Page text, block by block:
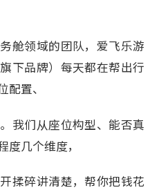
舱领域的团队，爱飞乐游
下品牌）每天都在帮出行
置、
我们从座位构型、能否真
几个维度，
揉碎讲清楚，帮你把钱花